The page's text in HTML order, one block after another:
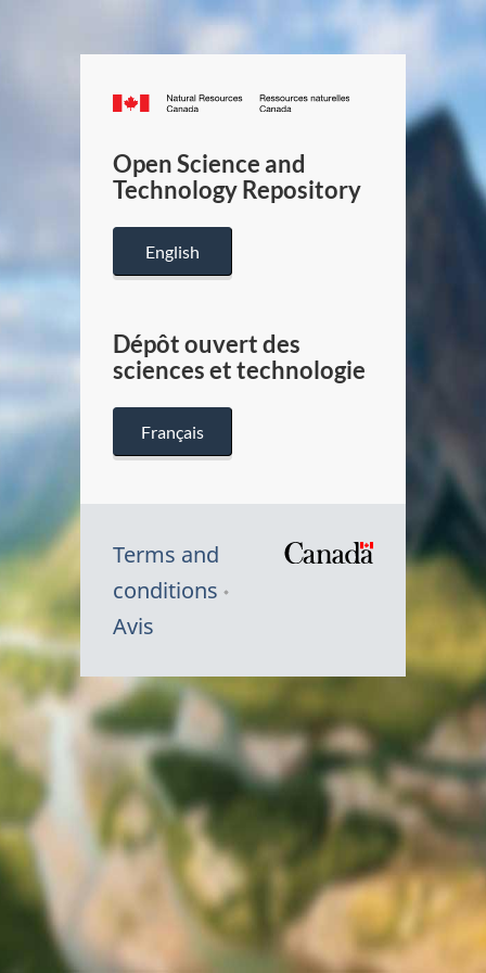
Canada.ca
/
Canada
Open Science and
Technology Repository
English
Dépôt ouvert des
sciences et technologie
Français
Terms and
conditions
Avis
Canada